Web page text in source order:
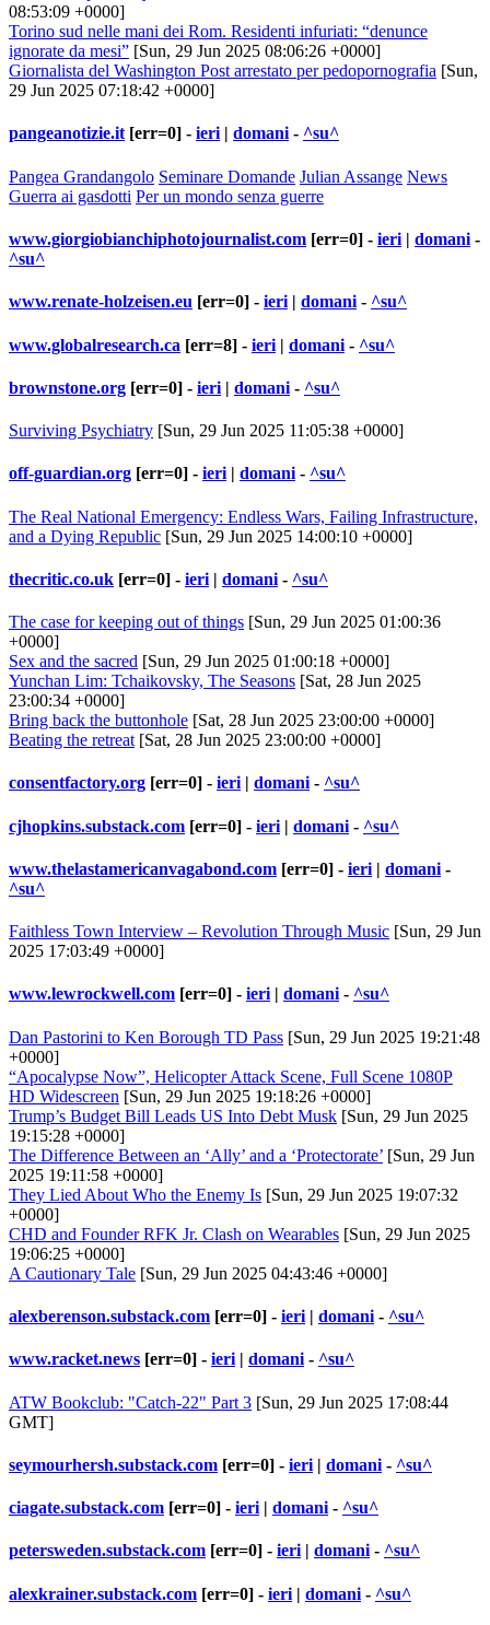
08:53:09 +0000]
Torino sud nelle mani dei Rom. Residenti infuriati: “denunce
ignorate da mesi” [Sun, 29 Jun 2025 08:06:26 +0000]
Giornalista del Washington Post arrestato per pedopornografia [Sun,
29 Jun 2025 07:18:42 +0000]
pangeanotizie.it[err=0] - ieri| domani- ^su^
Pangea Grandangolo Seminare Domande Julian Assange News
Guerra ai gasdotti Per un mondo senza guerre
www.giorgiobianchiphotojournalist.com [err=0] - ieri | domani -
^su^
www.renate-holzeisen.eu [err=0] - ieri | domani - ^su^
www.globalresearch.ca [err=8] - ieri | domani - ^su^
brownstone.org [err=0] - ieri | domani - ^su^
Surviving Psychiatry [Sun, 29 Jun 2025 11:05:38 +0000]
off-guardian.org [err=0] - ieri | domani - ^su^
The Real National Emergency: Endless Wars, Failing Infrastructure,
and a Dying Republic [Sun, 29 Jun 2025 14:00:10 +0000]
thecritic.co.uk [err=0] - ieri | domani - ^su^
The case for keeping out of things [Sun, 29 Jun 2025 01:00:36
+0000]
Sex and the sacred [Sun, 29 Jun 2025 01:00:18 +0000]
Yunchan Lim: Tchaikovsky, The Seasons [Sat, 28 Jun 2025
23:00:34 +0000]
Bring back the buttonhole [Sat, 28 Jun 2025 23:00:00 +0000]
Beating the retreat [Sat, 28 Jun 2025 23:00:00 +0000]
consentfactory.org [err=0] - ieri| domani- ^su^
cjhopkins.substack.com [err=0] - ieri | domani - ^su^
www.thelastamericanvagabond.com [err=0] - ieri | domani -
^su^
Faithless Town Interview – Revolution Through Music [Sun, 29 Jun
2025 17:03:49 +0000]
www.lewrockwell.com [err=0] - ieri| domani- ^su^
Dan Pastorini to Ken Borough TD Pass [Sun, 29 Jun 2025 19:21:48
+0000]
“Apocalypse Now”, Helicopter Attack Scene, Full Scene 1080P
HD Widescreen [Sun, 29 Jun 2025 19:18:26 +0000]
Trump’s Budget Bill Leads US Into Debt Musk [Sun, 29 Jun 2025
19:15:28 +0000]
The Difference Between an ‘Ally’ and a ‘Protectorate’ [Sun, 29 Jun
2025 19:11:58 +0000]
They Lied About Who the Enemy Is [Sun, 29 Jun 2025 19:07:32
+0000]
CHD and Founder RFK Jr. Clash on Wearables [Sun, 29 Jun 2025
19:06:25 +0000]
A Cautionary Tale [Sun, 29 Jun 2025 04:43:46 +0000]
alexberenson.substack.com [err=0] - ieri | domani - ^su^
www.racket.news [err=0] - ieri | domani - ^su^
ATW Bookclub: "Catch-22" Part 3 [Sun, 29 Jun 2025 17:08:44
GMT]
seymourhersh.substack.com [err=0] - ieri | domani - ^su^
ciagate.substack.com [err=0] - ieri | domani - ^su^
petersweden.substack.com [err=0] - ieri | domani - ^su^
alexkrainer.substack.com [err=0] - ieri | domani - ^su^